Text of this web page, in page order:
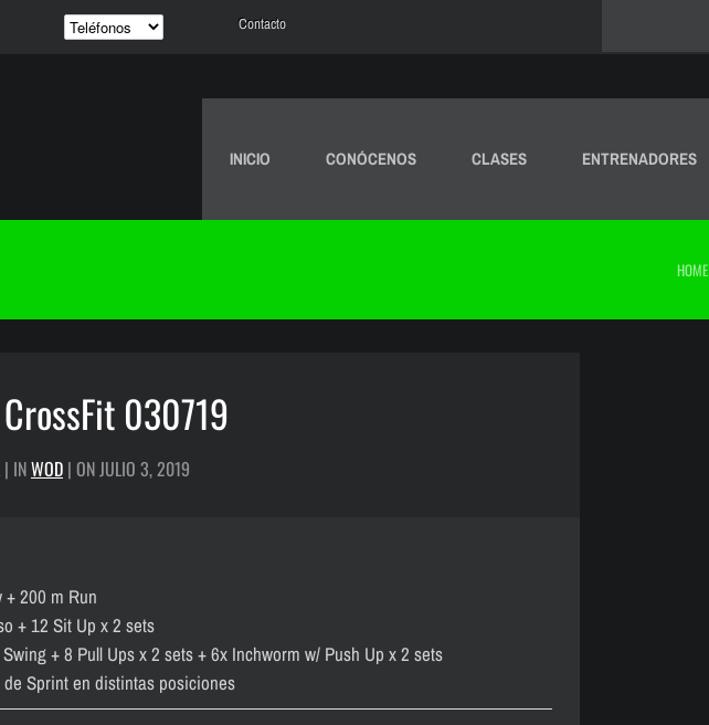
Contacto
INICIO CONÓCENOS CLASES ENTRENADORES
HOME
030719
| INWOD | ON JULIO 3, 2019
+ 200 m Run
+ 12 Sit Up x 2 sets
+ 8 Pull Ups x 2 sets + 6x Inchworm w/ Push Up x 2 sets
Sprint en distintas posiciones